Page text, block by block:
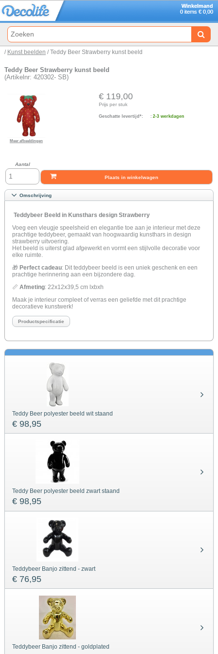
Winkelmand
0 items € 0,00
/ Kunst beelden / Teddy Beer Strawberry kunst beeld
Teddy Beer Strawberry kunst beeld
(Artikelnr: 420302- SB)
Meer afbeeldingen
€ 119,00
Prijs per stuk
Geschatte levertijd*: : 2-3 werkdagen
Aantal
Plaats in winkelwagen
Omschrijving
Teddybeer Beeld in Kunsthars design Strawberry
Voeg een vleugje speelsheid en elegantie toe aan je interieur met deze
prachtige teddybeer, gemaakt van hoogwaardig kunsthars in design
strawberry uitvoering.
Het beeld is uiterst glad afgewerkt en vormt een stijlvolle decoratie voor
elke ruimte.
🎁 Perfect cadeau: Dit teddybeer beeld is een uniek geschenk en een
prachtige herinnering aan een bijzondere dag.
📏 Afmeting: 22x12x39,5 cm lxbxh
Maak je interieur compleet of verras een geliefde met dit prachtige
decoratieve kunstwerk!
Productspecificatie
Teddy Beer polyester beeld wit staand
€ 98,95
Teddy Beer polyester beeld zwart staand
€ 98,95
Teddybeer Banjo zittend - zwart
€ 76,95
Teddybeer Banjo zittend - goldplated